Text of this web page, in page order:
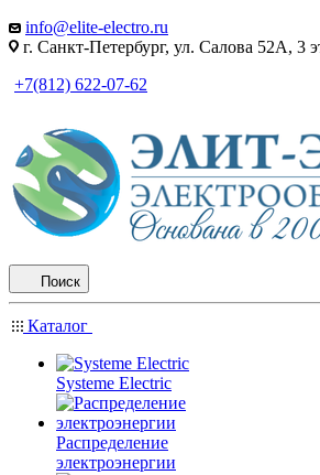
info@elite-electro.ru
г. Санкт-Петербург, ул. Салова 52А, 3
+7(812) 622-07-62
Поиск
Каталог
Systeme Electric
Распределение
электроэнергии